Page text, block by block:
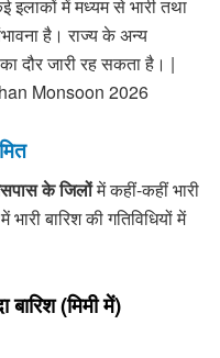
में मध्यम से भारी तथा
है। राज्य के अन्य
दौर जारी रह सकता है। |
Monsoon 2026
के जिलोंमें कहीं-कहीं भारी
बारिश की गतिविधियों में
(मिमी में)